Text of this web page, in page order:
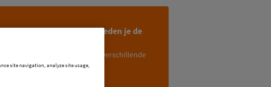
Onze vakanties bieden je de
datumwijzigingen en verschillende
zijn van toepassing
site navigation, analyze site usage,